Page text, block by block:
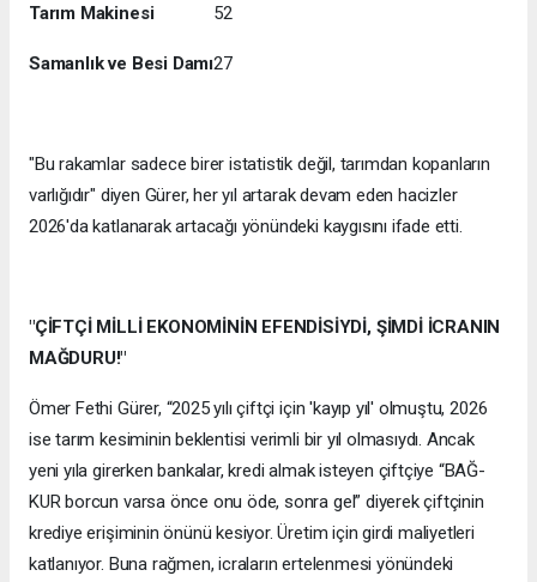
Tarım Makinesi 52
Samanlık ve Besi Damı27
"Bu rakamlar sadece birer istatistik değil, tarımdan kopanların
varlığıdır" diyen Gürer, her yıl artarak devam eden hacizler
2026'da katlanarak artacağı yönündeki kaygısını ifade etti.
"ÇİFTÇİ MİLLİ EKONOMİNİN EFENDİSİYDİ, ŞİMDİ İCRANIN
MAĞDURU!"
Ömer Fethi Gürer, “2025 yılı çiftçi için 'kayıp yıl' olmuştu, 2026
ise tarım kesiminin beklentisi verimli bir yıl olmasıydı. Ancak
yeni yıla girerken bankalar, kredi almak isteyen çiftçiye “BAĞ-
KUR borcun varsa önce onu öde, sonra gel” diyerek çiftçinin
krediye erişiminin önünü kesiyor. Üretim için girdi maliyetleri
katlanıyor. Buna rağmen, icraların ertelenmesi yönündeki